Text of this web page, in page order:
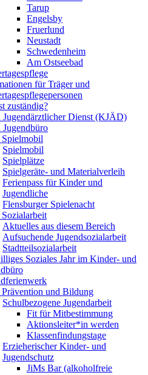
Tarup
Engelsby
Fruerlund
Neustadt
Schwedenheim
Am Ostseebad
für Träger und
zuständig?
Dienst (KJÄD)
Spielmobil
Spielmobil
Spielplätze
Spielgeräte- und Materialverleih
Ferienpass für Kinder und
Jugendliche
Flensburger Spielenacht
Sozialarbeit
Aktuelles aus diesem Bereich
Aufsuchende Jugendsozialarbeit
Stadtteilsozialarbeit
Soziales Jahr im Kinder- und
Prävention und Bildung
Schulbezogene Jugendarbeit
Fit für Mitbestimmung
Aktionsleiter*in werden
Klassenfindungstage
Erzieherischer Kinder- und
Jugendschutz
JiMs Bar (alkoholfreie